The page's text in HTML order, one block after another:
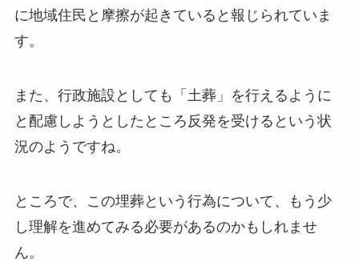
に地域住民と摩擦が起きていると報じられていま
す。
また、行政施設としても「土葬」を行えるように
と配慮しようとしたところ反発を受けるという状
況のようですね。
ところで、この埋葬という行為について、もう少
し理解を進めてみる必要があるのかもしれませ
ん。